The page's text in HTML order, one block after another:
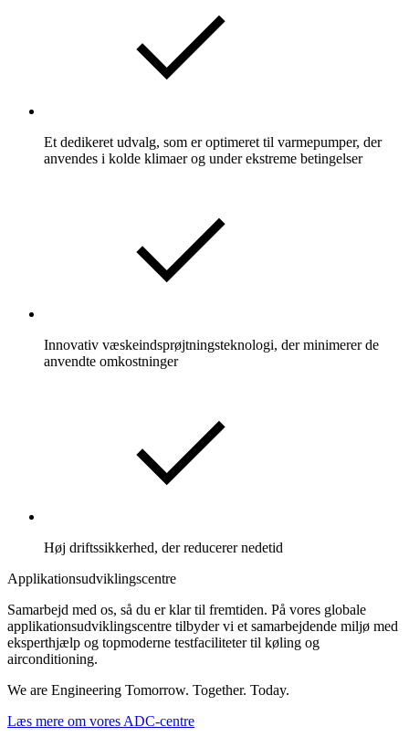
Et dedikeret udvalg, som er optimeret til varmepumper, der
anvendes i kolde klimaer og under ekstreme betingelser
Innovativ væskeindsprøjtningsteknologi, der minimerer de
anvendte omkostninger
Høj driftssikkerhed, der reducerer nedetid
Applikationsudviklingscentre
Samarbejd med os, så du er klar til fremtiden. På vores globale
applikationsudviklingscentre tilbyder vi et samarbejdende miljø med
eksperthjælp og topmoderne testfaciliteter til køling og
airconditioning.
We are Engineering Tomorrow. Together. Today.
Læs mere om vores ADC-centre